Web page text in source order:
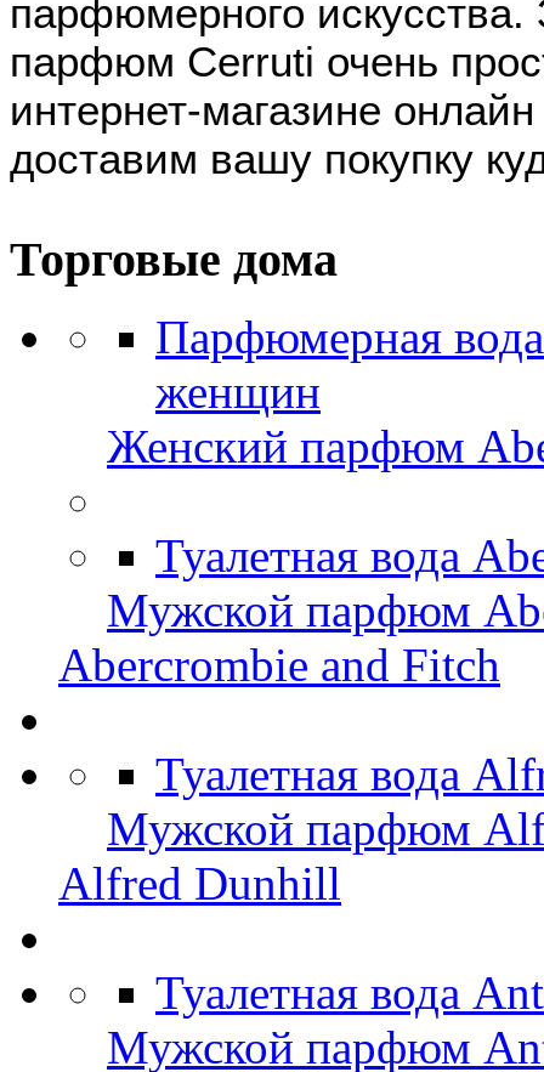
парфюмерного искусства.
парфюм Cerruti очень
интернет-магазине
доставим вашу покупку
Торговые дома
Парфюмерная
женщин
Женский парфюм
Туалетная вода
Мужской парфюм
Abercrombie and Fitch
Туалетная вода
Мужской парфюм
Alfred Dunhill
Туалетная вода
Мужской парфюм